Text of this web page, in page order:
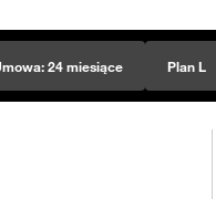
24 miesiące Plan L